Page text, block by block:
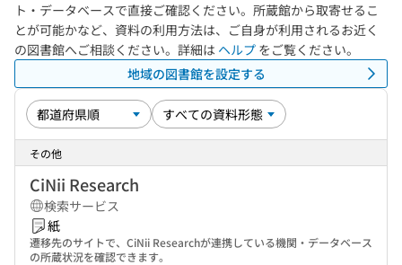
ト・データベースで直接ご確認ください。所蔵館から取寄せるこ
とが可能かなど、資料の利用方法は、ご自身が利用されるお近く
の図書館へご相談ください。詳細は ヘルプ をご覧ください。
地域の図書館を設定する
その他
CiNii Research
検索サービス
紙
遷移先のサイトで、CiNii Researchが連携している機関・データベース
の所蔵状況を確認できます。